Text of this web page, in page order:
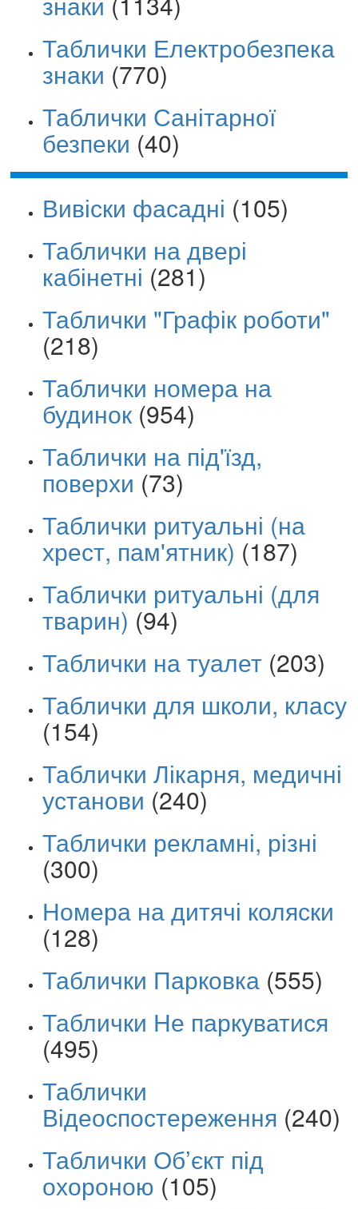
Таблички Електробезпека
знаки (770)
Таблички Санітарної
безпеки (40)
Вивіски фасадні (105)
Таблички на двері
кабінетні (281)
Таблички "Графік роботи"
(218)
Таблички номера на
будинок (954)
Таблички на під'їзд,
поверхи (73)
Таблички ритуальні (на
хрест, пам'ятник) (187)
Таблички ритуальні (для
тварин) (94)
Таблички на туалет (203)
Таблички для школи, класу
(154)
Таблички Лікарня, медичні
установи (240)
Таблички рекламні, різні
(300)
Номера на дитячі коляски
(128)
Таблички Парковка (555)
Таблички Не паркуватися
(495)
Таблички
Відеоспостереження (240)
Таблички Об’єкт під
охороною (105)